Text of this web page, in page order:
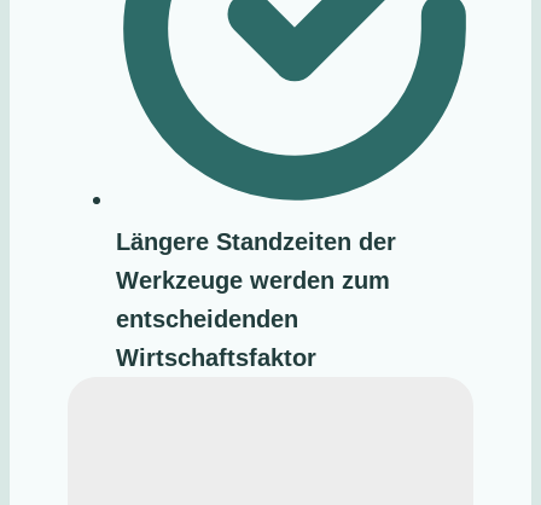
Längere Standzeiten der
Werkzeuge werden zum
entscheidenden
Wirtschaftsfaktor